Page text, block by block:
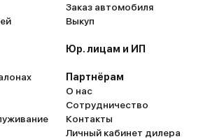
Заказ автомобиля
Выкуп
Юр. лицам и ИП
Партнёрам
О нас
Сотрудничество
Контакты
Личный кабинет дилера